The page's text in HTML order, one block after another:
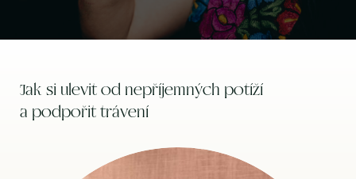
Jak si ulevit od nepříjemných potíží
a podpořit trávení